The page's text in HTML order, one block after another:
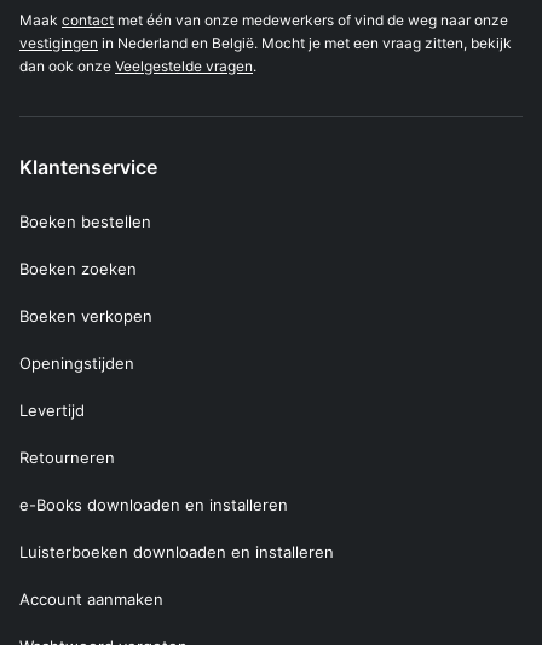
Maak contact met één van onze medewerkers of vind de weg naar onze
vestigingen in Nederland en België. Mocht je met een vraag zitten, bekijk
dan ook onze Veelgestelde vragen.
Klantenservice
Boeken bestellen
Boeken zoeken
Boeken verkopen
Openingstijden
Levertijd
Retourneren
e-Books downloaden en installeren
Luisterboeken downloaden en installeren
Account aanmaken